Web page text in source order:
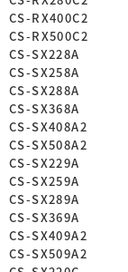
CS-RX400C2
CS-RX500C2
CS-SX228A
CS-SX258A
CS-SX288A
CS-SX368A
CS-SX408A2
CS-SX508A2
CS-SX229A
CS-SX259A
CS-SX289A
CS-SX369A
CS-SX409A2
CS-SX509A2